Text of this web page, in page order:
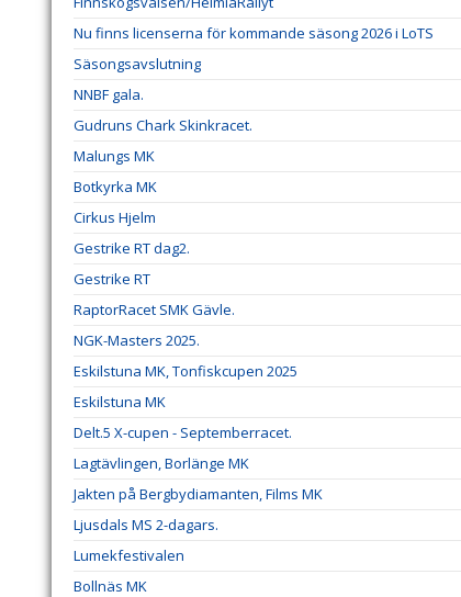
Nu finns licenserna för kommande säsong 2026 i LoTS
Säsongsavslutning
NNBF gala.
Gudruns Chark Skinkracet.
Malungs MK
Botkyrka MK
Cirkus Hjelm
Gestrike RT dag2.
Gestrike RT
RaptorRacet SMK Gävle.
NGK-Masters 2025.
Eskilstuna MK, Tonfiskcupen 2025
Eskilstuna MK
Delt.5 X-cupen - Septemberracet.
Lagtävlingen, Borlänge MK
Jakten på Bergbydiamanten, Films MK
Ljusdals MS 2-dagars.
Lumekfestivalen
Bollnäs MK